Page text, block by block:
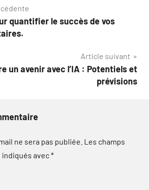
quantifier le succès de vos
Article suivant
un avenir avec l’IA : Potentiels et
prévisions
ne sera pas publiée. Les champs
avec*